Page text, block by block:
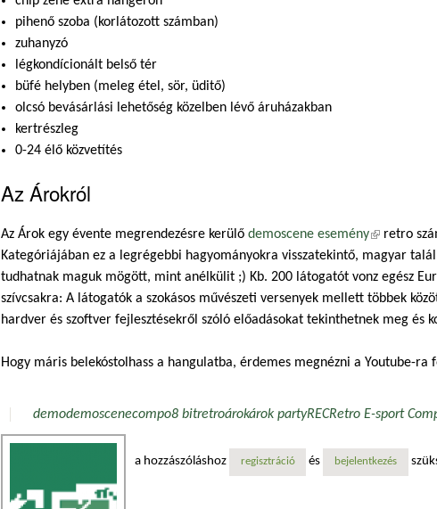
pihenő szoba (korlátozott számban)
zuhanyzó
légkondícionált belső tér
büfé helyben (meleg étel, sör, üditő)
olcsó bevásárlási lehetőség közelben lévő áruházakban
kertrészleg
0-24 élő közvetítés
Az Árokról
Az Árok egy évente megrendezésre kerülő demoscene esemény(külső
retro
Kategóriájában ez a legrégebbi hagyományokra visszatekintő, magyar
tudhatnak maguk mögött, mint anélkülit ;) Kb. 200 látogatót vonz egész
szívcsakra: A látogatók a szokásos művészeti versenyek mellett többek
hardver és szoftver fejlesztésekről szóló előadásokat tekinthetnek meg és
Hogy máris belekóstolhass a hangulatba, érdemes megnézni a Youtube-
demodemoscenecompo8 bitretroárokárok partyRECRetro E-sport
a hozzászóláshoz regisztráció és bejelentkezés